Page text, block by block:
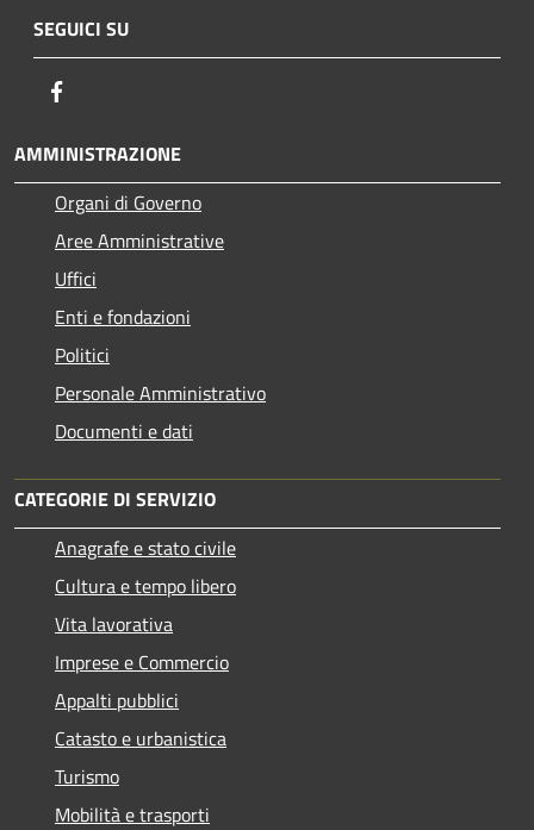
SEGUICI SU
AMMINISTRAZIONE
Organi di Governo
Aree Amministrative
Uffici
Enti e fondazioni
Politici
Personale Amministrativo
Documenti e dati
CATEGORIE DI SERVIZIO
Anagrafe e stato civile
Cultura e tempo libero
Vita lavorativa
Imprese e Commercio
Appalti pubblici
Catasto e urbanistica
Turismo
Mobilità e trasporti